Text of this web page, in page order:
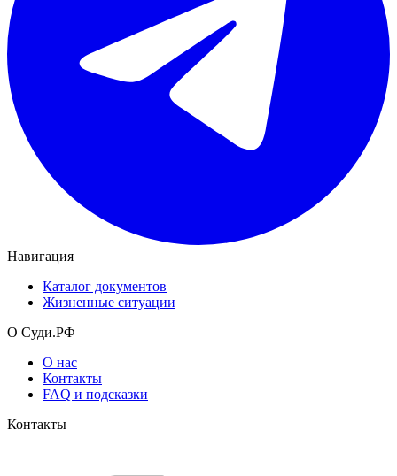
Навигация
Каталог документов
Жизненные ситуации
О Суди.РФ
О нас
Контакты
FAQ и подсказки
Контакты